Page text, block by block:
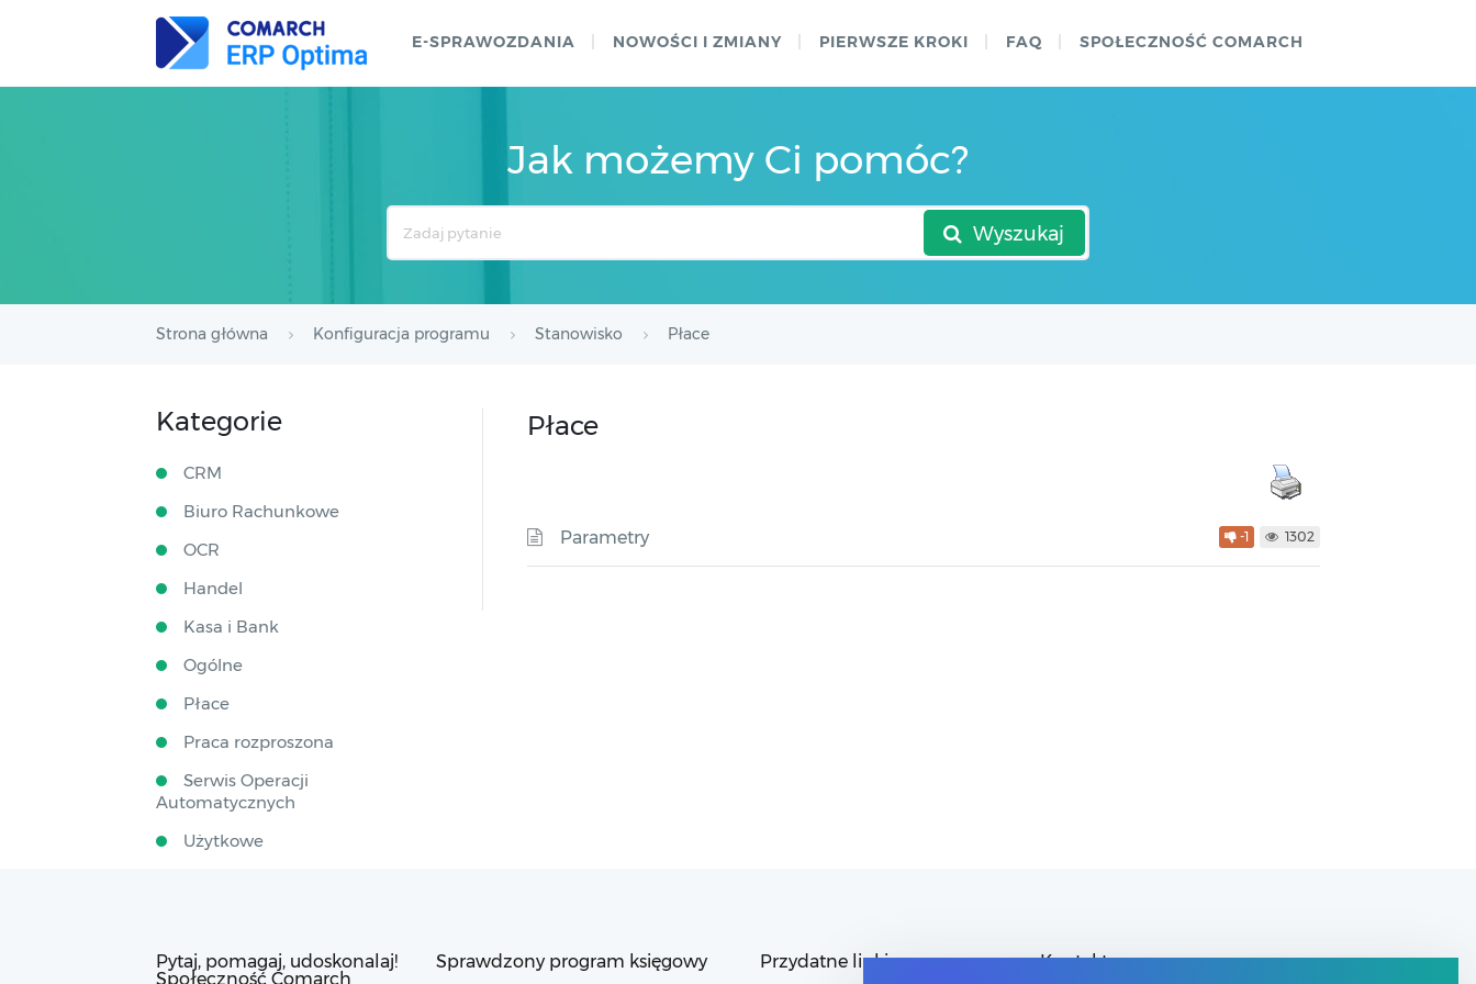
E-SPRAWOZDANIA NOWOŚCI I ZMIANY PIERWSZE KROKI FAQ SPOŁECZNOŚĆ COMARCH
Jak możemy Ci pomóc?
Wyszukaj
Strona główna Konfiguracja programu Stanowisko Płace
Płace
Parametry -1 1302
Kategorie
CRM
Biuro Rachunkowe
OCR
Handel
Kasa i Bank
Ogólne
Płace
Praca rozproszona
Serwis Operacji
Automatycznych
Użytkowe
Pytaj, pomagaj, udoskonalaj!
Społeczność Comarch
Sprawdzony program księgowy Przydatne linki Kontakt